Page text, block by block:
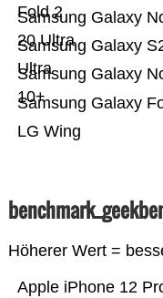
LG Wing
Samsung Galaxy
Samsung Galaxy
10+
Samsung Galaxy
Ultra
Samsung Galaxy
20 Ultra
Fold 2
Höherer Wert =
Apple iPhone 12